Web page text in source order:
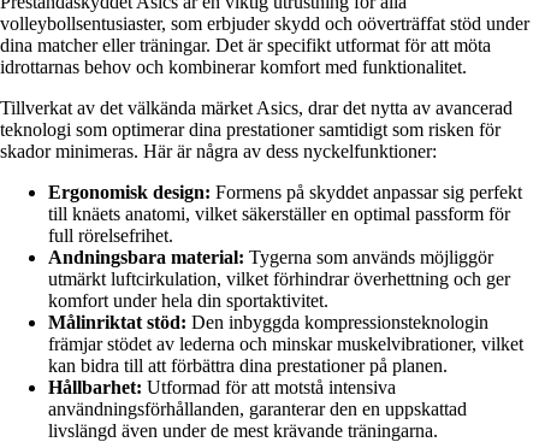
volleybollsentusiaster, som erbjuder skydd och oöverträffat stöd under
dina matcher eller träningar. Det är specifikt utformat för att möta
idrottarnas behov och kombinerar komfort med funktionalitet.
Tillverkat av det välkända märket Asics, drar det nytta av avancerad
teknologi som optimerar dina prestationer samtidigt som risken för
skador minimeras. Här är några av dess nyckelfunktioner:
Ergonomisk design: Formens på skyddet anpassar sig perfekt
till knäets anatomi, vilket säkerställer en optimal passform för
full rörelsefrihet.
Andningsbara material: Tygerna som används möjliggör
utmärkt luftcirkulation, vilket förhindrar överhettning och ger
komfort under hela din sportaktivitet.
Målinriktat stöd: Den inbyggda kompressionsteknologin
främjar stödet av lederna och minskar muskelvibrationer, vilket
kan bidra till att förbättra dina prestationer på planen.
Hållbarhet: Utformad för att motstå intensiva
användningsförhållanden, garanterar den en uppskattad
livslängd även under de mest krävande träningarna.